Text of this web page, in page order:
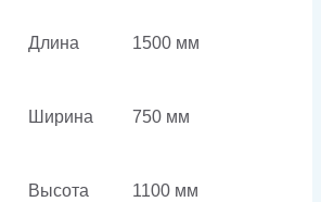
Длина 1500 мм
Ширина 750 мм
Высота 1100 мм